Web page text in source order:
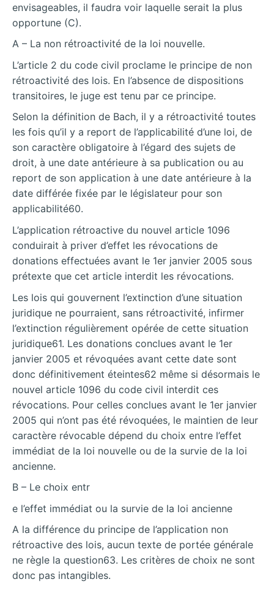
envisageables, il faudra voir laquelle serait la plus
opportune (C).
A – La non rétroactivité de la loi nouvelle.
L’article 2 du code civil proclame le principe de non
rétroactivité des lois. En l’absence de dispositions
transitoires, le juge est tenu par ce principe.
Selon la définition de Bach, il y a rétroactivité toutes
les fois qu’il y a report de l’applicabilité d’une loi, de
son caractère obligatoire à l’égard des sujets de
droit, à une date antérieure à sa publication ou au
report de son application à une date antérieure à la
date différée fixée par le législateur pour son
applicabilité60.
L’application rétroactive du nouvel article 1096
conduirait à priver d’effet les révocations de
donations effectuées avant le 1er janvier 2005 sous
prétexte que cet article interdit les révocations.
Les lois qui gouvernent l’extinction d’une situation
juridique ne pourraient, sans rétroactivité, infirmer
l’extinction régulièrement opérée de cette situation
juridique61. Les donations conclues avant le 1er
janvier 2005 et révoquées avant cette date sont
donc définitivement éteintes62 même si désormais le
nouvel article 1096 du code civil interdit ces
révocations. Pour celles conclues avant le 1er janvier
2005 qui n’ont pas été révoquées, le maintien de leur
caractère révocable dépend du choix entre l’effet
immédiat de la loi nouvelle ou de la survie de la loi
ancienne.
B – Le choix entr
e l’effet immédiat ou la survie de la loi ancienne
A la différence du principe de l’application non
rétroactive des lois, aucun texte de portée générale
ne règle la question63. Les critères de choix ne sont
donc pas intangibles.